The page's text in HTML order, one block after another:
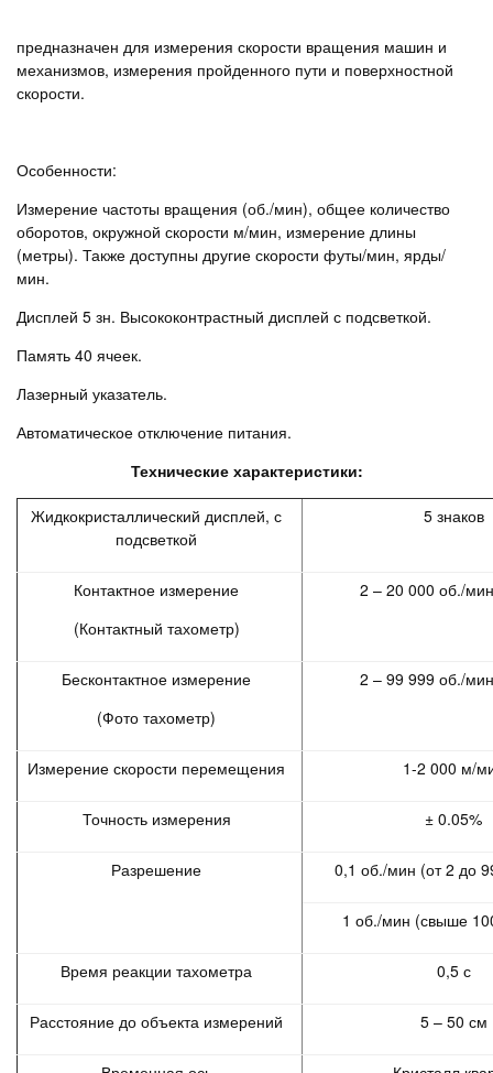
предназначен для измерения скорости вращения машин и
механизмов, измерения пройденного пути и поверхностной
скорости.
Особенности:
Измерение частоты вращения (об./мин), общее количество
оборотов, окружной скорости м/мин, измерение длины
(метры). Также доступны другие скорости футы/мин, ярды/
мин.
Дисплей 5 зн. Высококонтрастный дисплей с подсветкой.
Память 40 ячеек.
Лазерный указатель.
Автоматическое отключение питания.
Технические характеристики:
Жидкокристаллический дисплей, с
подсветкой
5 знаков
Контактное измерение
(Контактный тахометр)
2 – 20 000 об./
Бесконтактное измерение
(Фото тахометр)
2 – 99 999 об./
Измерение скорости перемещения 1-2 000 м/
Точность измерения ± 0.05%
Разрешение 0,1 об./мин (от 2 до
1 об./мин (свыше
Время реакции тахометра 0,5 с
Расстояние до объекта измерений 5 – 50 см